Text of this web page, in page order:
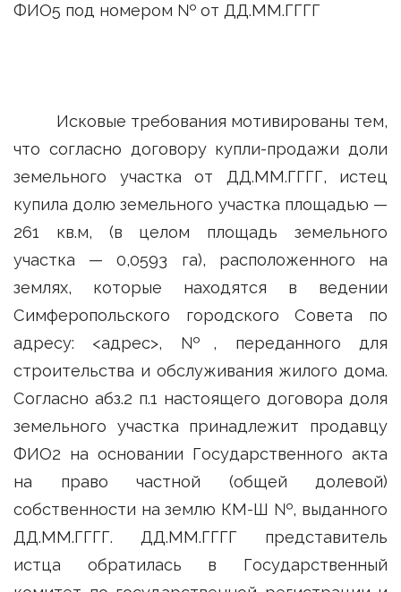
ФИО5 под номером № от ДД.ММ.ГГГГ
Исковые требования мотивированы тем,
что согласно договору купли-продажи доли
земельного участка от ДД.ММ.ГГГГ, истец
купила долю земельного участка площадью —
261 кв.м, (в целом площадь земельного
участка — 0,0593 га), расположенного на
землях, которые находятся в ведении
Симферопольского городского Совета по
адресу: <адрес>, №, переданного для
строительства и обслуживания жилого дома.
Согласно абз.2 п.1 настоящего договора доля
земельного участка принадлежит продавцу
ФИО2 на основании Государственного акта
на право частной (общей долевой)
собственности на землю КМ-Ш №, выданного
ДД.ММ.ГГГГ. ДД.ММ.ГГГГ представитель
истца обратилась в Государственный